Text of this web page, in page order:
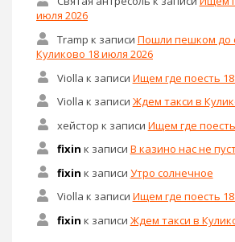
июля 2026
Tramp к записи Пошли пешком до
Куликово 18 июля 2026
Violla к записи Ищем где поесть
Violla к записи Ждем такси в
хейстор к записи Ищем где
fixin к записи В казино нас не
fixin к записи Утро солнечное
Violla к записи Ищем где поесть
fixin к записи Ждем такси в